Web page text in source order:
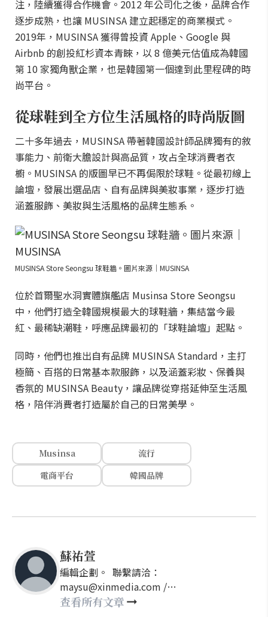
注，陸續獲得合作機會。2012 年公司化之後，品牌合作
逐步成熟，也讓 MUSINSA 建立起穩定的商業模式。
2019年，MUSINSA 獲得曾投資 Apple、Google 與
Airbnb 的創投紅杉資本青睞，以 8 億美元估值成為韓國
第 10 家獨角獸企業，也是韓國第一個達到此里程碑的時
尚平台。
從球鞋到全方位生活風格的時尚版圖
二十多年過去，MUSINSA 帶著韓國設計師品牌獨有的敘
事能力、前衛大膽設計與高品質，攻占全球消費者衣
櫥。MUSINSA 的版圖早已不再侷限於球鞋。從最初線上
論壇，發展出選品店、自有品牌與美妝事業，逐步打造
涵蓋服飾、美妝與生活風格的品牌生態系。
MUSINSA Store Seongsu 球鞋牆。圖片來源｜MUSINSA
位於首爾聖水洞實體旗艦店 Musinsa Store Seongsu
中，他們打造全韓國規模最大的球鞋牆，集結當今最
紅、最稀缺潮鞋，呼應品牌最初的「球鞋論壇」起點。
同時，他們也推出自有品牌 MUSINSA Standard，主打
極簡、百搭的日常基本款服飾，以及涵蓋彩妝、保養與
香氛的 MUSINSA Beauty，讓品牌從穿搭延伸至生活風
格，陪伴消費者打造屬於自己的日常美學。
Musinsa
流行
電商平台
韓國品牌
蘇祐萱
編輯企劃。 聯繫請洽：
maysu@xinmedia.com /
may860527@gmail.com
查看所有文章